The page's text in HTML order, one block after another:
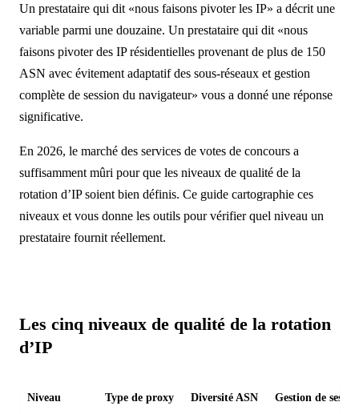
Un prestataire qui dit «nous faisons pivoter les IP» a décrit une
variable parmi une douzaine. Un prestataire qui dit «nous
faisons pivoter des IP résidentielles provenant de plus de 150
ASN avec évitement adaptatif des sous-réseaux et gestion
complète de session du navigateur» vous a donné une réponse
significative.
En 2026, le marché des services de votes de concours a
suffisamment mûri pour que les niveaux de qualité de la
rotation d’IP soient bien définis. Ce guide cartographie ces
niveaux et vous donne les outils pour vérifier quel niveau un
prestataire fournit réellement.
Les cinq niveaux de qualité de la rotation
d’IP
Niveau Type de proxy Diversité ASN Gestion de